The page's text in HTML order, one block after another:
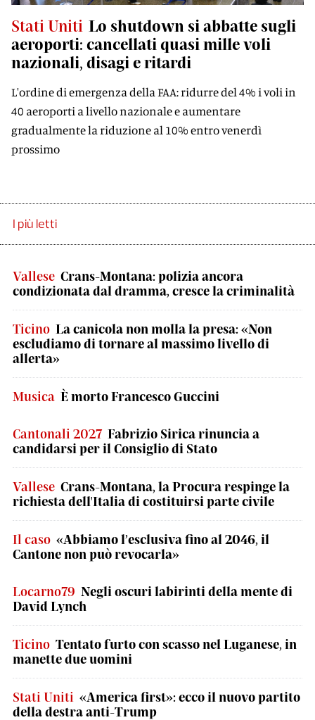
Stati Uniti Lo shutdown si abbatte sugli
aeroporti: cancellati quasi mille voli
nazionali, disagi e ritardi
L'ordine di emergenza della FAA: ridurre del 4% i voli in
40 aeroporti a livello nazionale e aumentare
gradualmente la riduzione al 10% entro venerdì
prossimo
I più letti
Vallese Crans-Montana: polizia ancora
condizionata dal dramma, cresce la criminalità
Ticino La canicola non molla la presa: «Non
escludiamo di tornare al massimo livello di
allerta»
Musica È morto Francesco Guccini
Cantonali 2027 Fabrizio Sirica rinuncia a
candidarsi per il Consiglio di Stato
Vallese Crans-Montana, la Procura respinge la
richiesta dell'Italia di costituirsi parte civile
Il caso «Abbiamo l’esclusiva fino al 2046, il
Cantone non può revocarla»
Locarno79 Negli oscuri labirinti della mente di
David Lynch
Ticino Tentato furto con scasso nel Luganese, in
manette due uomini
Stati Uniti «America first»: ecco il nuovo partito
della destra anti-Trump